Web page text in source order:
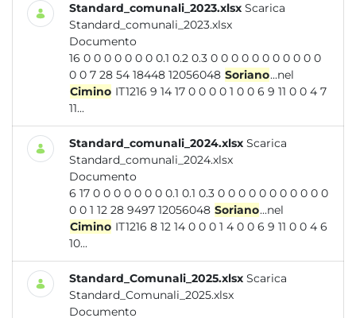
Standard_comunali_2023.xlsx Scarica
Standard_comunali_2023.xlsx
Documento
16 0 0 0 0 0 0 0 0.1 0.2 0.3 0 0 0 0 0 0 0 0 0 0 0
0 0 7 28 54 18448 12056048 Soriano...nel
Cimino IT1216 9 14 17 0 0 0 0 1 0 0 6 9 11 0 0 4 7
11...
Standard_comunali_2024.xlsx Scarica
Standard_comunali_2024.xlsx
Documento
6 17 0 0 0 0 0 0 0 0.1 0.1 0.3 0 0 0 0 0 0 0 0 0 0 0
0 0 1 12 28 9497 12056048 Soriano...nel
Cimino IT1216 8 12 14 0 0 0 1 4 0 0 6 9 11 0 0 4 6
10...
Standard_Comunali_2025.xlsx Scarica
Standard_Comunali_2025.xlsx
Documento